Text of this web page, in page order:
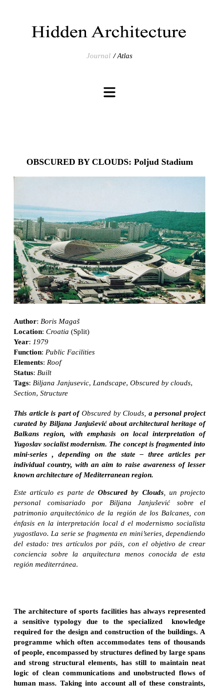
Journal Atlas
OBSCURED BY CLOUDS: Poljud Stadium
Author: Boris Magaš
Location: Croatia (Split)
Year: 1979
Function: Public Facilities
Elements: Roof
Status: Built
Tags: Biljana Janjusevic, Landscape, Obscured by clouds,
Section, Structure
This article is part ofObscured by Clouds, a personal project
curated by Biljana Janjušević about architectural heritage of
Balkans region, with emphasis on local interpretation of
Yugoslav socialist modernism. The concept is fragmented into
mini-series , depending on the state – three articles per
individual country, with an aim to raise awareness of lesser
known architecture of Mediterranean region.
Este artículo es parte deObscured by Clouds, un projecto
personal comisariado por Biljana Janjušević sobre el
patrimonio arquitectónico de la región de los Balcanes, con
énfasis en la interpretación local d el modernismo socialista
yugostlavo. La serie se fragmenta en mini’series, dependiendo
del estado: tres artículos por páis, con el objetivo de crear
conciencia sobre la arquitectura menos conocida de esta
región mediterránea.
The architecture of sports facilities has always represented
a sensitive typology due to the specialized knowledge
required for the design and construction of the buildings. A
programme which often accommodates tens of thousands
of people, encompassed by structures defined by large spans
and strong structural elements, has still to maintain neat
logic of clean communications and unobstructed flows of
human mass. Taking into account all of these constraints,